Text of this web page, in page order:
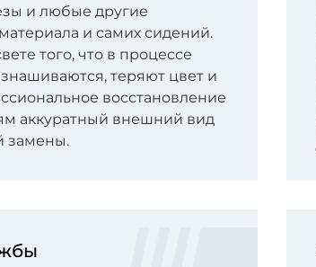
и любые другие
и самих сидений.
того, что в процессе
теряют цвет и
восстановление
аккуратный внешний вид
замены.